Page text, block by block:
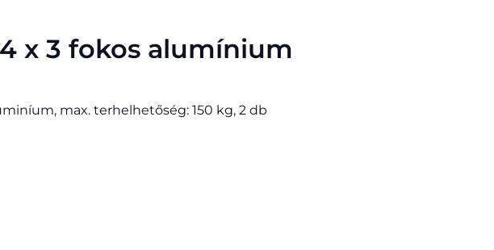
x 3 fokos alumínium
max. terhelhetőség: 150 kg, 2 db